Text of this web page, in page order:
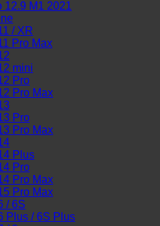
12.9 M1 2021
/ XR
Pro Max
mini
Pro
Pro Max
Pro
Pro Max
Plus
Pro
Pro Max
Pro Max
/ 6S
Plus / 6S Plus